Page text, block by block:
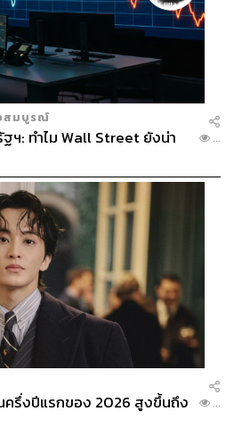
สมบูรณ์
ฯ: ทำไม Wall Street ยังน่า
...
ครึ่งปีแรกของ 2026 สูงขึ้นถึง
...